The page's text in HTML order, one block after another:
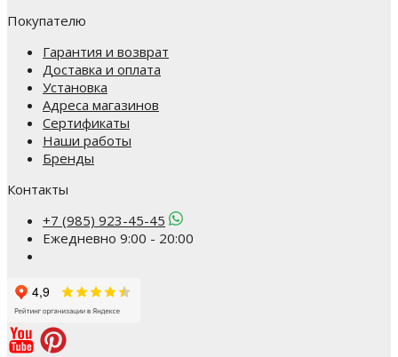
Покупателю
Гарантия и возврат
Доставка и оплата
Установка
Адреса магазинов
Сертификаты
Наши работы
Бренды
Контакты
+7 (985) 923-45-45
Ежедневно 9:00 - 20:00